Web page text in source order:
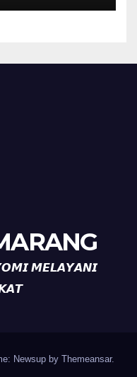
𝙈𝙀𝙇𝘼𝙔𝘼𝙉𝙄
Newsup by Themeansar.